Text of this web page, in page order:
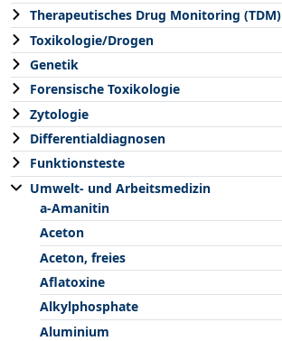
Therapeutisches Drug Monitoring (TDM)
Toxikologie/Drogen
Genetik
Forensische Toxikologie
Zytologie
Differentialdiagnosen
Funktionsteste
Umwelt- und Arbeitsmedizin
a-Amanitin
Aceton
Aceton, freies
Aflatoxine
Alkylphosphate
Aluminium